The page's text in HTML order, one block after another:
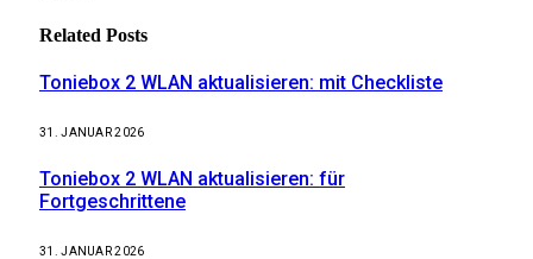
Related Posts
Toniebox 2 WLAN aktualisieren: mit Checkliste
31. JANUAR 2026
Toniebox 2 WLAN aktualisieren: für
Fortgeschrittene
31. JANUAR 2026